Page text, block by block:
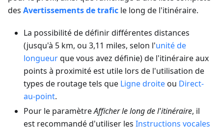
des Avertissements de trafic le long de l'itinéraire.
La possibilité de définir différentes distances
(jusqu'à 5 km, ou 3,11 miles, selon l'unité de
longueurque vous avez définie) de l'itinéraire aux
points à proximité est utile lors de l'utilisation de
types de routage tels que Ligne droiteou Direct-
au-point.
Pour le paramètreAfficher le long de l'itinéraire, il
est recommandé d'utiliser les Instructions vocales